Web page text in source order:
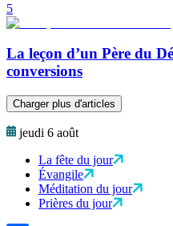
5
La leçon d’un Père du
conversions
Charger plus d'articles
jeudi 6 août
La fête du jour
Évangile
Méditation du jour
Prières du jour